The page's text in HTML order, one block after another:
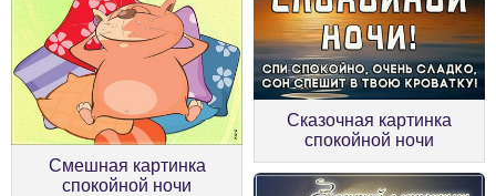
Смешная картинка
спокойной ночи
Сказочная картинка
спокойной ночи